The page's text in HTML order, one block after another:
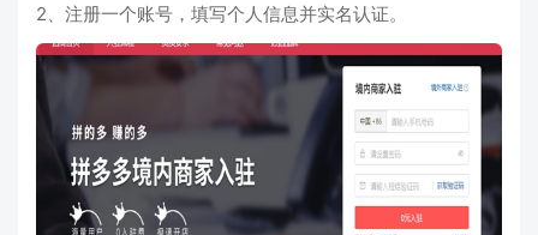
2、注册一个账号，填写个人信息并实名认证。